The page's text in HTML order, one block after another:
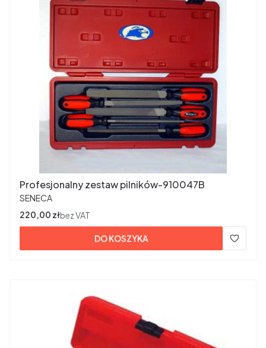
Profesjonalny zestaw pilników-910047B
PRODUCENT
SENECA
Cena
220,00 złbez VAT
DO KOSZYKA